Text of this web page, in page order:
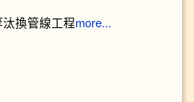
換管線工程more...